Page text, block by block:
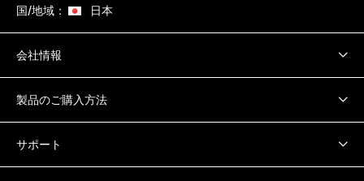
国/地域： 日本
会社情報
製品のご購入方法
サポート